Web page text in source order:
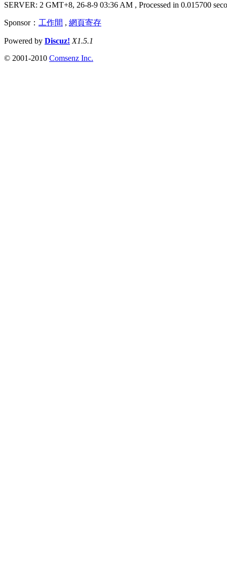
SERVER: 2 GMT+8, 26-8-9 03:36 AM , Processed in 0.015700
Sponsor： 工作間 , 網頁寄存
Powered by Discuz! X1.5.1
© 2001-2010 Comsenz Inc.